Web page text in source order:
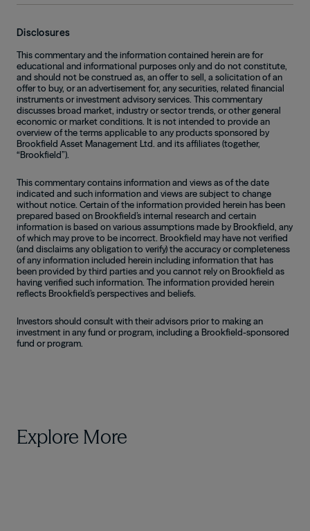
Disclosures
This commentary and the information contained herein are for
educational and informational purposes only and do not constitute,
and should not be construed as, an offer to sell, a solicitation of an
offer to buy, or an advertisement for, any securities, related financial
instruments or investment advisory services. This commentary
discusses broad market, industry or sector trends, or other general
economic or market conditions. It is not intended to provide an
overview of the terms applicable to any products sponsored by
Brookfield Asset Management Ltd. and its affiliates (together,
“Brookfield”).
This commentary contains information and views as of the date
indicated and such information and views are subject to change
without notice. Certain of the information provided herein has been
prepared based on Brookfield’s internal research and certain
information is based on various assumptions made by Brookfield, any
of which may prove to be incorrect. Brookfield may have not verified
(and disclaims any obligation to verify) the accuracy or completeness
of any information included herein including information that has
been provided by third parties and you cannot rely on Brookfield as
having verified such information. The information provided herein
reflects Brookfield’s perspectives and beliefs.
Investors should consult with their advisors prior to making an
investment in any fund or program, including a Brookfield-sponsored
fund or program.
Explore More